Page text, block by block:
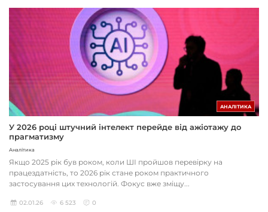
АНАЛІТИКА
У 2026 році штучний інтелект перейде від ажіотажу до
прагматизму
Аналітика
Якщо 2025 рік був роком, коли ШІ пройшов перевірку на
працездатність, то 2026 рік стане роком практичного
застосування цих технологій. Фокус вже зміщу...
02.01.26 6 523 0